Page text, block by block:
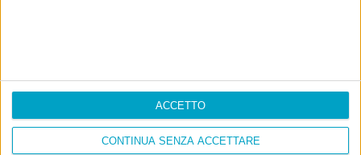
CONTINUA SENZA ACCETTARE
ACCETTO